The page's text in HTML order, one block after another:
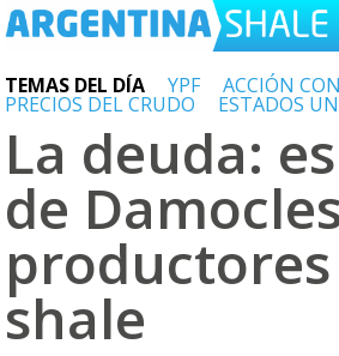
TEMAS DEL DÍA YPF ACCIÓN
PRECIOS DEL CRUDO ESTADOS
La deuda:
de
shale